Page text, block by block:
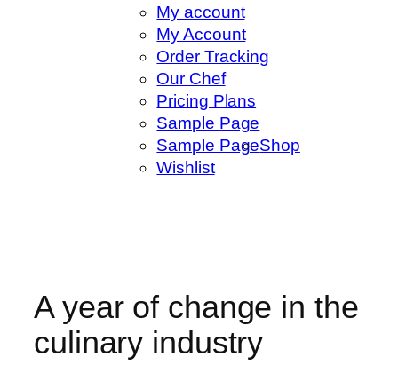
My account
My Account
Order Tracking
Our Chef
Pricing Plans
Sample Page
Sample PageShop
Wishlist
A year of change in the
culinary industry